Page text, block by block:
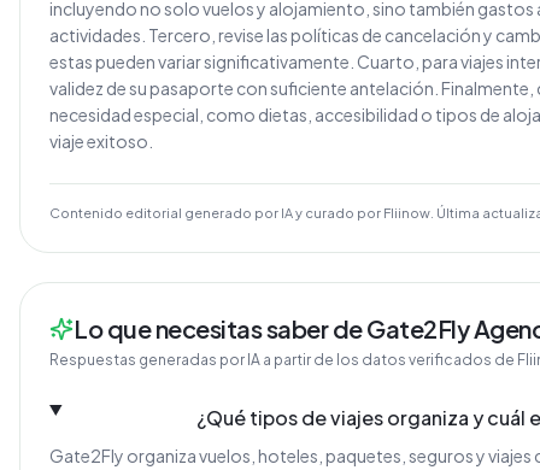
incluyendo no solo vuelos y alojamiento, sino también
actividades. Tercero, revise las políticas de cancelación y
estas pueden variar significativamente. Cuarto, para viajes
validez de su pasaporte con suficiente antelación.
necesidad especial, como dietas, accesibilidad o tipos de
viaje exitoso.
Contenido editorial generado por IA y curado por Fliinow. Última
Lo que necesitas saber de Gate2Fly
Respuestas generadas por IA a partir de los datos verificados de
¿Qué tipos de viajes organiza y cuál
Gate2Fly organiza vuelos, hoteles, paquetes, seguros y